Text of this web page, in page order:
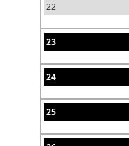
22
23
24
25